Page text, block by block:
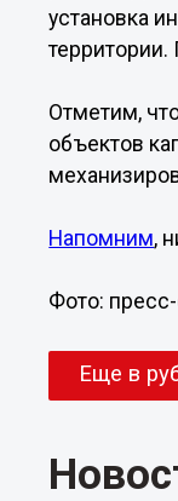
установка
Отметим,
объектов
Напомним,
Фото:
Еще в